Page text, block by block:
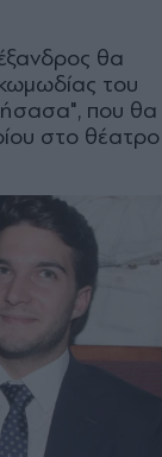
θα
του
που θα
στο θέατρο